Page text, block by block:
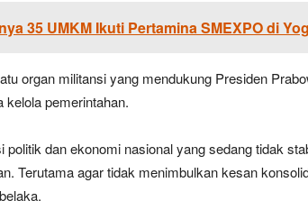
35 UMKM Ikuti Pertamina SMEXPO di
organ militansi yang mendukung Presiden
kelola pemerintahan.
politik dan ekonomi nasional yang sedang tidak
Terutama agar tidak menimbulkan kesan